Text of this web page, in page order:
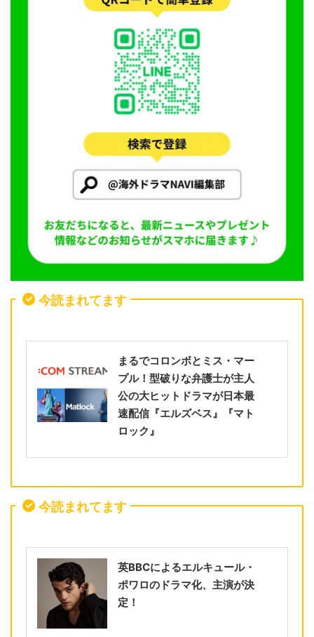
今読まれてます
まるでコロンボとミス・マー
プル！型破りな弁護士が主人
公の大ヒットドラマが日本最
速配信『エルズベス』『マト
ロック』
今読まれてます
英BBCによるエルキュール・
ポワロのドラマ化、主演が決
定！